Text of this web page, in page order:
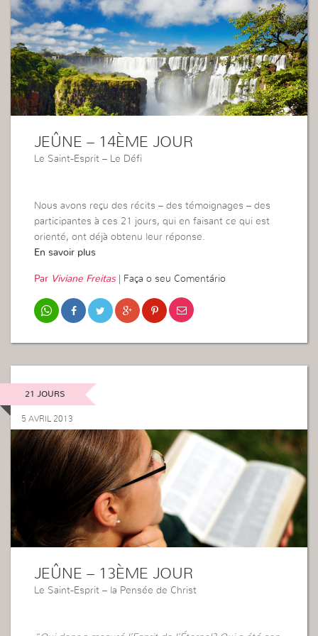
JEÛNE – 14ÈME JOUR
Le Saint-Esprit – Le Défi
Nous avons reçu des récits – des témoignages – des
participantes à ces 21 jours, qui en faisant ce qui est
orienté, ont déjà obtenu leur réponse.
En savoir plus
Par Viviane Freitas| Faça o seu Comentário
21 JOURS
5 AVRIL 2013
JEÛNE – 13ÈME JOUR
Le Saint-Esprit – la Pensée de Christ